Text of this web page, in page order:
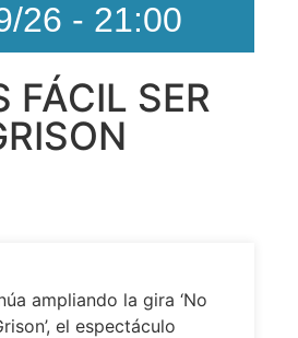
26 - 21:00
FÁCIL SER
ampliando la gira ‘No
el espectáculo